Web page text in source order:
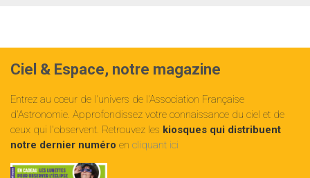
Ciel & Espace, notre magazine
Entrez au cœur de l'univers de l'Association Française
d'Astronomie. Approfondissez votre connaissance du ciel et de
ceux qui l'observent. Retrouvez les kiosques qui distribuent
notre dernier numéro en cliquant ici